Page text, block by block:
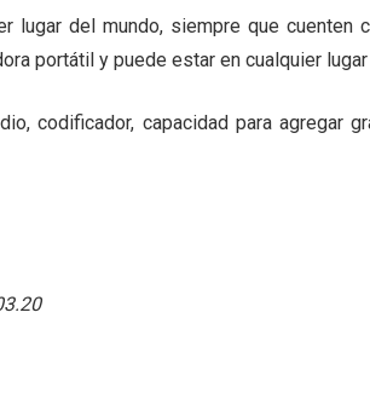
del mundo, siempre que cuenten
portátil y puede estar en cualquier
codificador, capacidad para agregar